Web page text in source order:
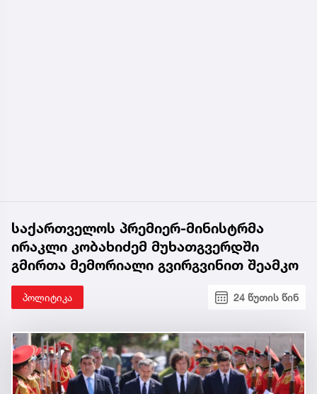
საქართველოს პრემიერ-მინისტრმა
ირაკლი კობახიძემ მუხათგვერდში
გმირთა მემორიალი გვირგვინით შეამკო
პოლიტიკა 24 წუთის წინ